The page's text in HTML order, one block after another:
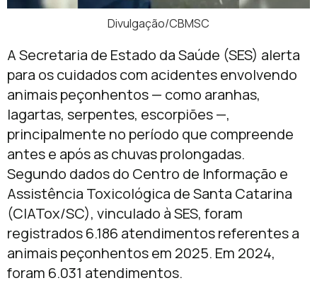
Divulgação/CBMSC
A Secretaria de Estado da Saúde (SES) alerta
para os cuidados com acidentes envolvendo
animais peçonhentos — como aranhas,
lagartas, serpentes, escorpiões —,
principalmente no período que compreende
antes e após as chuvas prolongadas.
Segundo dados do Centro de Informação e
Assistência Toxicológica de Santa Catarina
(CIATox/SC), vinculado à SES, foram
registrados 6.186 atendimentos referentes a
animais peçonhentos em 2025. Em 2024,
foram 6.031 atendimentos.